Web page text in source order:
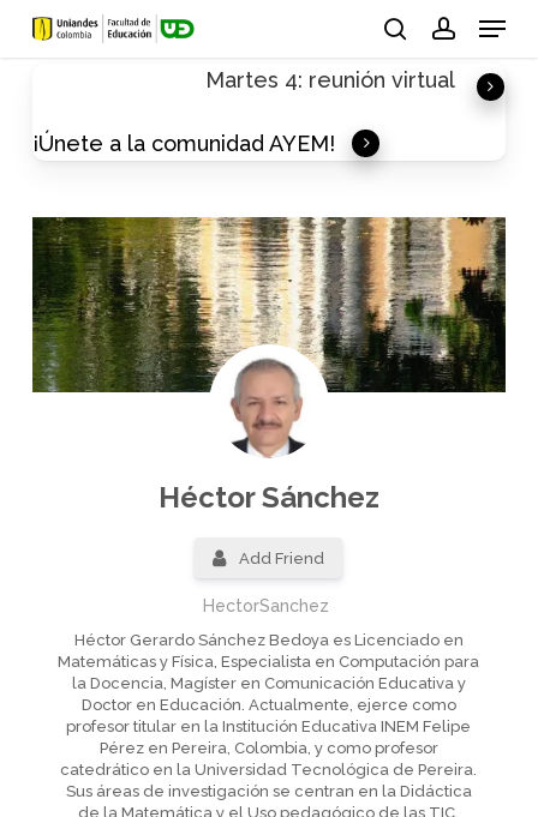
Skip
Menu
Martes 4: reunión virtual
¡Únete a la comunidad AYEM!
Héctor Sánchez
Add Friend
HectorSanchez
Héctor Gerardo Sánchez Bedoya es Licenciado en
Matemáticas y Física, Especialista en Computación para
la Docencia, Magíster en Comunicación Educativa y
Doctor en Educación. Actualmente, ejerce como
profesor titular en la Institución Educativa INEM Felipe
Pérez en Pereira, Colombia, y como profesor
catedrático en la Universidad Tecnológica de Pereira.
Sus áreas de investigación se centran en la Didáctica
de la Matemática y el Uso pedagógico de las TIC.